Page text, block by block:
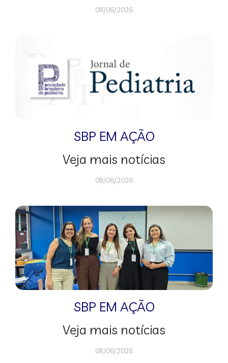
08/06/2026
SBP EM AÇÃO
Veja mais notícias
08/06/2026
SBP EM AÇÃO
Veja mais notícias
08/06/2026